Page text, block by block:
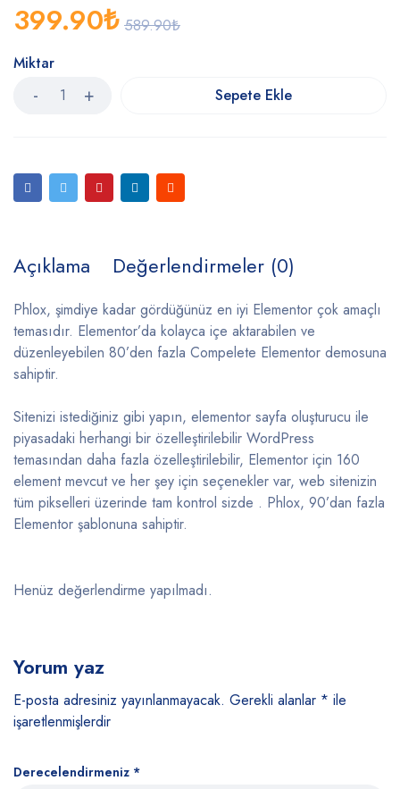
589.90₺
399.90₺
Miktar
Sepete Ekle
Açıklama Değerlendirmeler (0)
Phlox, şimdiye kadar gördüğünüz en iyi Elementor çok amaçlı
temasıdır. Elementor’da kolayca içe aktarabilen ve
düzenleyebilen 80’den fazla Compelete Elementor demosuna
sahiptir.
Sitenizi istediğiniz gibi yapın, elementor sayfa oluşturucu ile
piyasadaki herhangi bir özelleştirilebilir WordPress
temasından daha fazla özelleştirilebilir, Elementor için 160
element mevcut ve her şey için seçenekler var, web sitenizin
tüm pikselleri üzerinde tam kontrol sizde . Phlox, 90’dan fazla
Elementor şablonuna sahiptir.
Henüz değerlendirme yapılmadı.
Yorum yaz
E-posta adresiniz yayınlanmayacak. Gerekli alanlar * ile
işaretlenmişlerdir
Derecelendirmeniz *